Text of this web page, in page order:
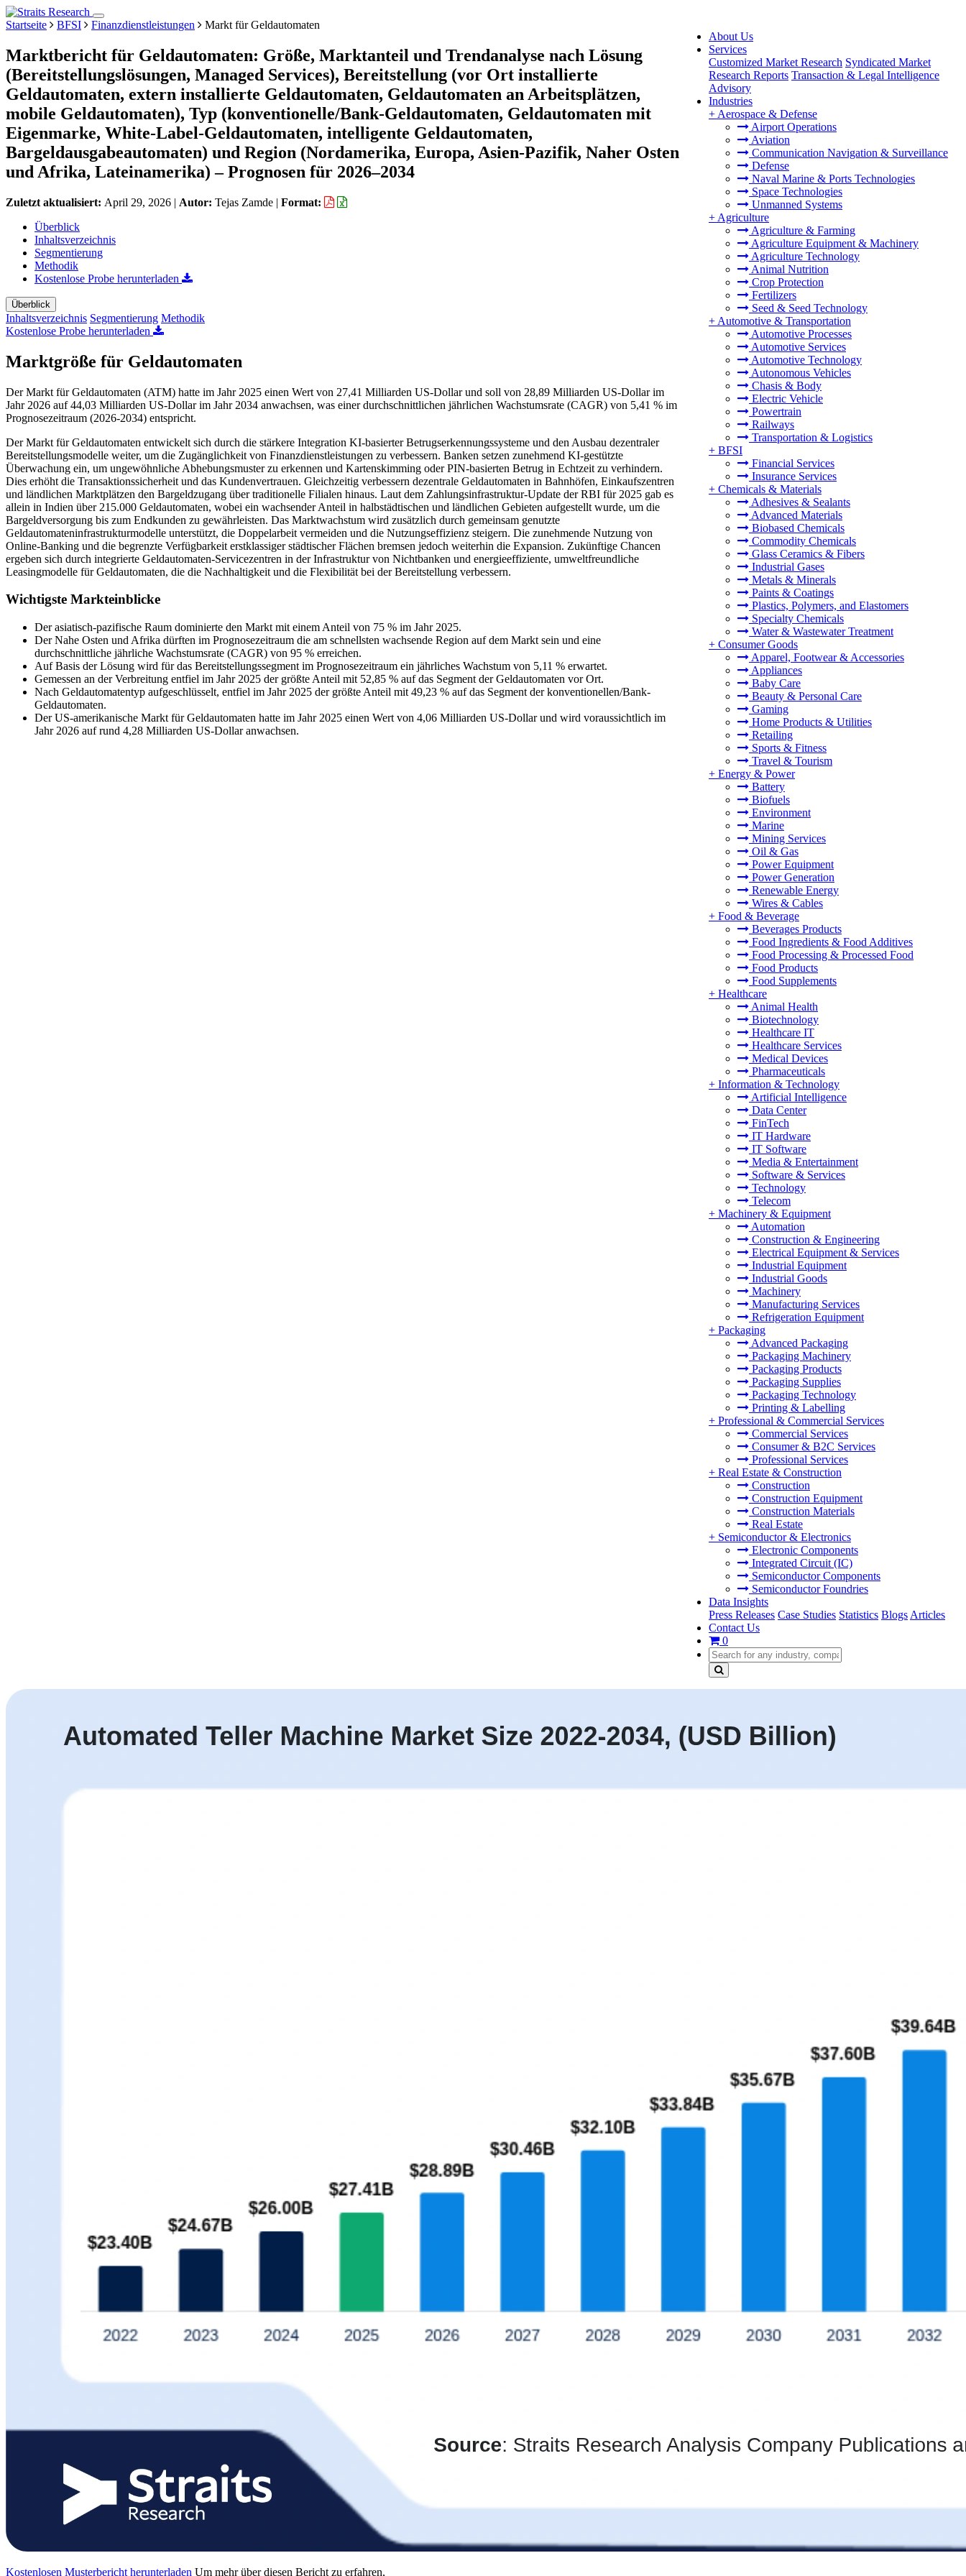
About Us
Services
Customized Market Research Syndicated Market
Research Reports Transaction & Legal Intelligence
Advisory
Industries
+ Aerospace & Defense
Airport Operations
Aviation
Communication Navigation & Surveillance
Defense
Naval Marine & Ports Technologies
Space Technologies
Unmanned Systems
+ Agriculture
Agriculture & Farming
Agriculture Equipment & Machinery
Agriculture Technology
Animal Nutrition
Crop Protection
Fertilizers
Seed & Seed Technology
+ Automotive & Transportation
Automotive Processes
Automotive Services
Automotive Technology
Autonomous Vehicles
Chasis & Body
Electric Vehicle
Powertrain
Railways
Transportation & Logistics
+ BFSI
Financial Services
Insurance Services
+ Chemicals & Materials
Adhesives & Sealants
Advanced Materials
Biobased Chemicals
Commodity Chemicals
Glass Ceramics & Fibers
Industrial Gases
Metals & Minerals
Paints & Coatings
Plastics, Polymers, and Elastomers
Specialty Chemicals
Water & Wastewater Treatment
+ Consumer Goods
Apparel, Footwear & Accessories
Appliances
Baby Care
Beauty & Personal Care
Gaming
Home Products & Utilities
Retailing
Sports & Fitness
Travel & Tourism
+ Energy & Power
Battery
Biofuels
Environment
Marine
Mining Services
Oil & Gas
Power Equipment
Power Generation
Renewable Energy
Wires & Cables
+ Food & Beverage
Beverages Products
Food Ingredients & Food Additives
Food Processing & Processed Food
Food Products
Food Supplements
+ Healthcare
Animal Health
Biotechnology
Healthcare IT
Healthcare Services
Medical Devices
Pharmaceuticals
+ Information & Technology
Artificial Intelligence
Data Center
FinTech
IT Hardware
IT Software
Media & Entertainment
Software & Services
Technology
Telecom
+ Machinery & Equipment
Automation
Construction & Engineering
Electrical Equipment & Services
Industrial Equipment
Industrial Goods
Machinery
Manufacturing Services
Refrigeration Equipment
+ Packaging
Advanced Packaging
Packaging Machinery
Packaging Products
Packaging Supplies
Packaging Technology
Printing & Labelling
+ Professional & Commercial Services
Commercial Services
Consumer & B2C Services
Professional Services
+ Real Estate & Construction
Construction
Construction Equipment
Construction Materials
Real Estate
+ Semiconductor & Electronics
Electronic Components
Integrated Circuit (IC)
Semiconductor Components
Semiconductor Foundries
Data Insights
Press Releases Case Studies Statistics Blogs Articles
Contact Us
0
Startseite BFSI Finanzdienstleistungen Markt für Geldautomaten
Marktbericht für Geldautomaten: Größe, Marktanteil und Trendanalyse nach Lösung
(Bereitstellungslösungen, Managed Services), Bereitstellung (vor Ort installierte
Geldautomaten, extern installierte Geldautomaten, Geldautomaten an Arbeitsplätzen,
mobile Geldautomaten), Typ (konventionelle/Bank-Geldautomaten, Geldautomaten mit
Eigenmarke, White-Label-Geldautomaten, intelligente Geldautomaten,
Bargeldausgabeautomaten) und Region (Nordamerika, Europa, Asien-Pazifik, Naher Osten
und Afrika, Lateinamerika) – Prognosen für 2026–2034
Zuletzt aktualisiert: April 29, 2026 | Autor: Tejas Zamde | Format:
Überblick
Inhaltsverzeichnis
Segmentierung
Methodik
Kostenlose Probe herunterladen
Überblick
Inhaltsverzeichnis Segmentierung Methodik
Kostenlose Probe herunterladen
Marktgröße für Geldautomaten
Der Markt für Geldautomaten (ATM) hatte im Jahr 2025 einen Wert von 27,41 Milliarden US-Dollar und soll von 28,89 Milliarden US-Dollar im
Jahr 2026 auf 44,03 Milliarden US-Dollar im Jahr 2034 anwachsen, was einer durchschnittlichen jährlichen Wachstumsrate (CAGR) von 5,41 % im
Prognosezeitraum (2026-2034) entspricht.
Der Markt für Geldautomaten entwickelt sich durch die stärkere Integration KI-basierter Betrugserkennungssysteme und den Ausbau dezentraler
Bereitstellungsmodelle weiter, um die Zugänglichkeit von Finanzdienstleistungen zu verbessern. Banken setzen zunehmend KI-gestützte
Überwachung ein, um ungewöhnliche Abhebungsmuster zu erkennen und Kartenskimming oder PIN-basierten Betrug in Echtzeit zu verhindern.
Dies erhöht die Transaktionssicherheit und das Kundenvertrauen. Gleichzeitig verbessern dezentrale Geldautomaten in Bahnhöfen, Einkaufszentren
und ländlichen Marktplätzen den Bargeldzugang über traditionelle Filialen hinaus. Laut dem Zahlungsinfrastruktur-Update der RBI für 2025 gab es
allein in Indien über 215.000 Geldautomaten, wobei ein wachsender Anteil in halbstädtischen und ländlichen Gebieten aufgestellt wurde, um die
Bargeldversorgung bis zum Endkunden zu gewährleisten. Das Marktwachstum wird zusätzlich durch gemeinsam genutzte
Geldautomateninfrastrukturmodelle unterstützt, die Doppelarbeit vermeiden und die Nutzungseffizienz steigern. Die zunehmende Nutzung von
Online-Banking und die begrenzte Verfügbarkeit erstklassiger städtischer Flächen bremsen jedoch weiterhin die Expansion. Zukünftige Chancen
ergeben sich durch integrierte Geldautomaten-Servicezentren in der Infrastruktur von Nichtbanken und energieeffiziente, umweltfreundliche
Leasingmodelle für Geldautomaten, die die Nachhaltigkeit und die Flexibilität bei der Bereitstellung verbessern.
Wichtigste Markteinblicke
Der asiatisch-pazifische Raum dominierte den Markt mit einem Anteil von 75 % im Jahr 2025.
Der Nahe Osten und Afrika dürften im Prognosezeitraum die am schnellsten wachsende Region auf dem Markt sein und eine
durchschnittliche jährliche Wachstumsrate (CAGR) von 95 % erreichen.
Auf Basis der Lösung wird für das Bereitstellungssegment im Prognosezeitraum ein jährliches Wachstum von 5,11 % erwartet.
Gemessen an der Verbreitung entfiel im Jahr 2025 der größte Anteil mit 52,85 % auf das Segment der Geldautomaten vor Ort.
Nach Geldautomatentyp aufgeschlüsselt, entfiel im Jahr 2025 der größte Anteil mit 49,23 % auf das Segment der konventionellen/Bank-
Geldautomaten.
Der US-amerikanische Markt für Geldautomaten hatte im Jahr 2025 einen Wert von 4,06 Milliarden US-Dollar und wird voraussichtlich im
Jahr 2026 auf rund 4,28 Milliarden US-Dollar anwachsen.
Kostenlosen Musterbericht herunterladen Um mehr über diesen Bericht zu erfahren,